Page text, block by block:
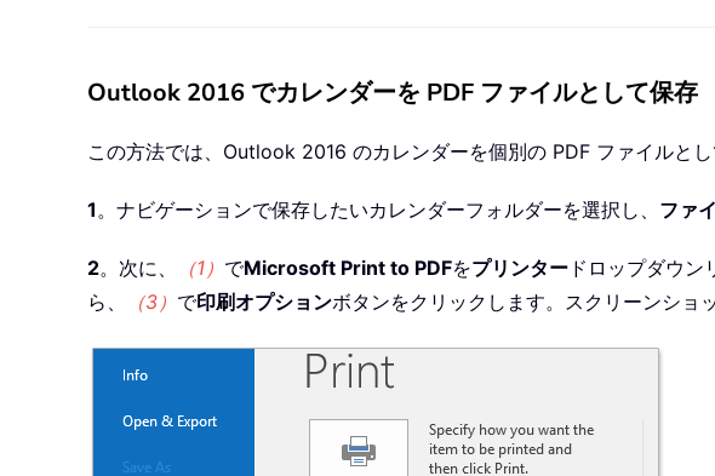
Outlook 2016 でカレンダーを PDF ファイルとして保存
この方法では、Outlook 2016 のカレンダーを個別の PDF ファイルとし
1。ナビゲーションで保存したいカレンダーフォルダーを選択し、 ファ
2。次に、 （1） でMicrosoft Print to PDFをプリンター ドロップダウン
ら、
（3） で印刷オプションボタンをクリックします。スクリーンショ